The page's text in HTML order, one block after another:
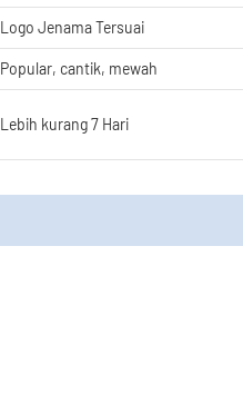
Logo Jenama Tersuai
Popular, cantik, mewah
Lebih kurang 7 Hari